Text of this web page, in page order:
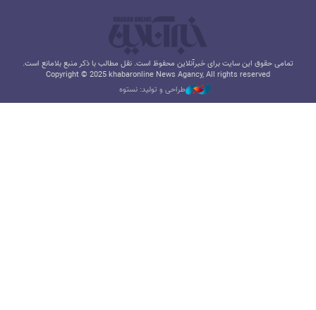
تمامی حقوق این سایت برای خبرآنلاین محفوظ است. نقل مطالب با ذکر منبع بلامانع است.
Copyright © 2025 khabaronline News Agancy, All rights reserved
طراحی و تولید: نستوه